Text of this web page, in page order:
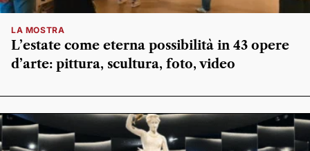
LA MOSTRA
L’estate come eterna possibilità in 43 opere
d’arte: pittura, scultura, foto, video